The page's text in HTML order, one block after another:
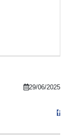
29/06/2025